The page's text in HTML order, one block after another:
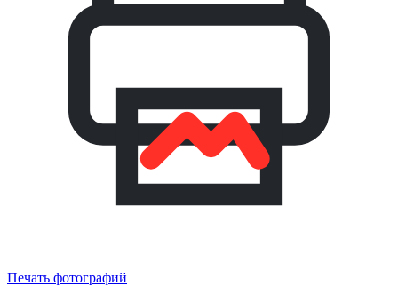
Печать фотографий